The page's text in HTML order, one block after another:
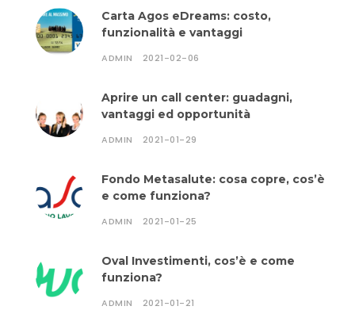
Carta Agos eDreams: costo,
funzionalità e vantaggi
ADMIN 2021-02-06
Aprire un call center: guadagni,
vantaggi ed opportunità
ADMIN 2021-01-29
Fondo Metasalute: cosa copre, cos’è
e come funziona?
ADMIN 2021-01-25
Oval Investimenti, cos’è e come
funziona?
ADMIN 2021-01-21